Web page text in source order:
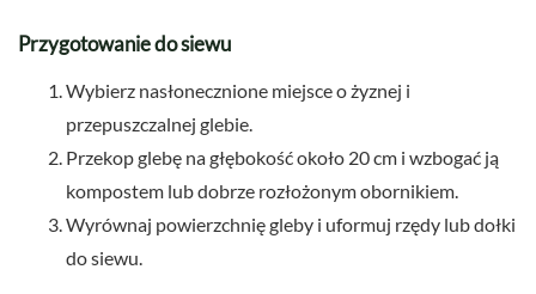
Przygotowanie do siewu
Wybierz nasłonecznione miejsce o żyznej i
przepuszczalnej glebie.
Przekop glebę na głębokość około 20 cm i wzbogać ją
kompostem lub dobrze rozłożonym obornikiem.
Wyrównaj powierzchnię gleby i uformuj rzędy lub dołki
do siewu.